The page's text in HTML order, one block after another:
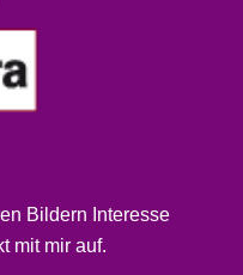
Bildern Interesse
mit mir auf.